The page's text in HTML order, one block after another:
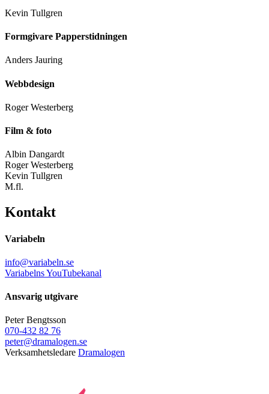
Kevin Tullgren
Formgivare Papperstidningen
Anders Jauring
Webbdesign
Roger Westerberg
Film & foto
Albin Dangardt
Roger Westerberg
Kevin Tullgren
M.fl.
Kontakt
Variabeln
info@variabeln.se
Variabelns YouTubekanal
Ansvarig utgivare
Peter Bengtsson
070-432 82 76
peter@dramalogen.se
Verksamhetsledare Dramalogen